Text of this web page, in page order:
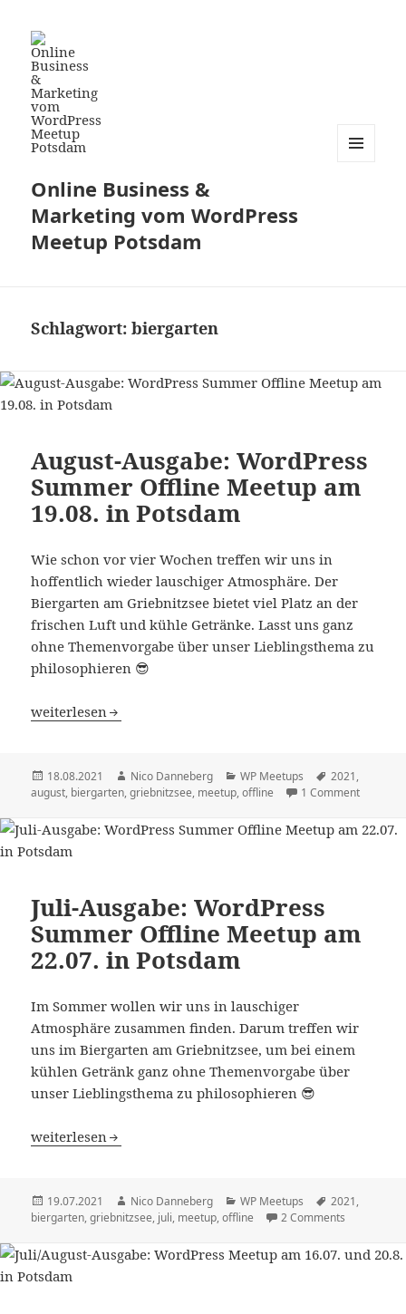
Online Business &
Marketing vom WordPress
Meetup Potsdam
Schlagwort:biergarten
August-Ausgabe: WordPress
Summer Offline Meetup am
19.08. in Potsdam
Wie schon vor vier Wochen treffen wir uns in
hoffentlich wieder lauschiger Atmosphäre. Der
Biergarten am Griebnitzsee bietet viel Platz an der
frischen Luft und kühle Getränke. Lasst uns ganz
ohne Themenvorgabe über unser Lieblingsthema zu
philosophieren 😎
August-Ausgabe: WordPress Summer Offline Meetup am
weiterlesen
Veröffentlicht
am
18.08.2021 Autor
Nico Danneberg Kategorien
WP Meetups Schlagwörter
2021,
august, biergarten,griebnitzsee, meetup,offline 1 Comment
Juli-Ausgabe: WordPress
Summer Offline Meetup am
22.07. in Potsdam
Im Sommer wollen wir uns in lauschiger
Atmosphäre zusammen finden. Darum treffen wir
uns im Biergarten am Griebnitzsee, um bei einem
kühlen Getränk ganz ohne Themenvorgabe über
unser Lieblingsthema zu philosophieren 😎
Juli-Ausgabe: WordPress Summer Offline Meetup am
weiterlesen
Veröffentlicht
am
19.07.2021 Autor
Nico Danneberg Kategorien
WP Meetups Schlagwörter
2021,
biergarten,griebnitzsee, juli, meetup,offline 2 Comments